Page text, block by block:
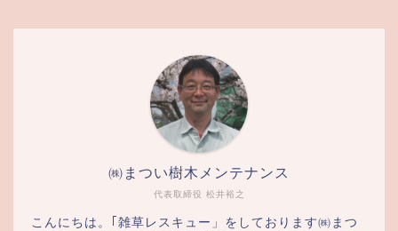
代表取締役 松井裕之
㈱まつい樹木メンテナンス
こんにちは。｢雑草レスキュー」をしております㈱まつ